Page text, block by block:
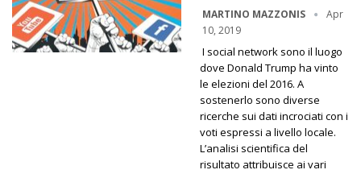
MARTINO MAZZONIS
Apr
10, 2019
I social network sono il luogo
dove Donald Trump ha vinto
le elezioni del 2016. A
sostenerlo sono diverse
ricerche sui dati incrociati con i
voti espressi a livello locale.
L’analisi scientifica del
risultato attribuisce ai vari